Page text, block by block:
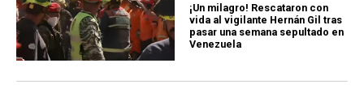
¡Un milagro! Rescataron con
vida al vigilante Hernán Gil tras
pasar una semana sepultado en
Venezuela